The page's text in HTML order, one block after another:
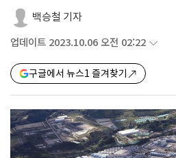
백승철 기자
업데이트 2023.10.06 오전 02:22
구글에서 뉴스1 즐겨찾기